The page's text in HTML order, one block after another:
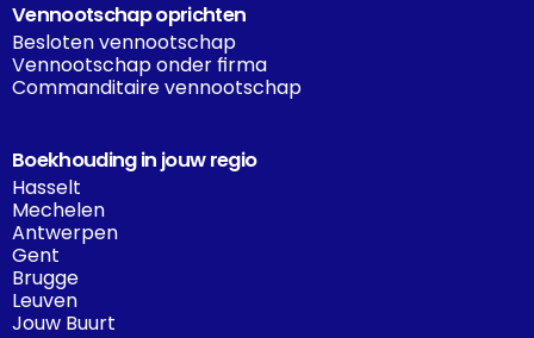
Vennootschap oprichten
Besloten vennootschap
Vennootschap onder firma
Commanditaire vennootschap
Boekhouding in jouw regio
Hasselt
Mechelen
Antwerpen
Gent
Brugge
Leuven
Jouw Buurt